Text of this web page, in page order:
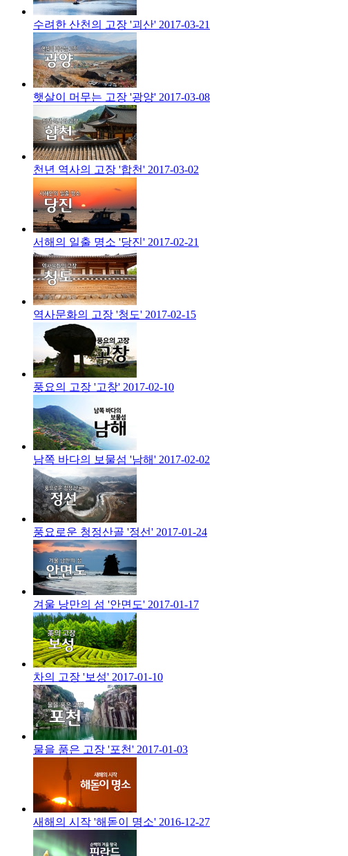
수려한 산천의 고장 '괴산' 2017-03-21
햇살이 머무는 고장 '광양' 2017-03-08
천년 역사의 고장 '합천' 2017-03-02
서해의 일출 명소 '당진' 2017-02-21
역사문화의 고장 '청도' 2017-02-15
풍요의 고장 '고창' 2017-02-10
남쪽 바다의 보물섬 '남해' 2017-02-02
풍요로운 청정산골 '정선' 2017-01-24
겨울 낭만의 섬 '안면도' 2017-01-17
차의 고장 '보성' 2017-01-10
물을 품은 고장 '포천' 2017-01-03
새해의 시작 '해돋이 명소' 2016-12-27